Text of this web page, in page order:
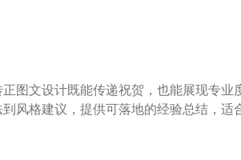
图文设计既能传递祝贺，也能展现专业
风格建议，提供可落地的经验总结，适